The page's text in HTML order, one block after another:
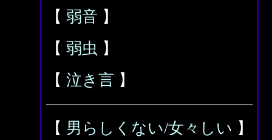
【 弱音 】
【 弱虫 】
【 泣き言 】
【 男らしくない/女々しい 】